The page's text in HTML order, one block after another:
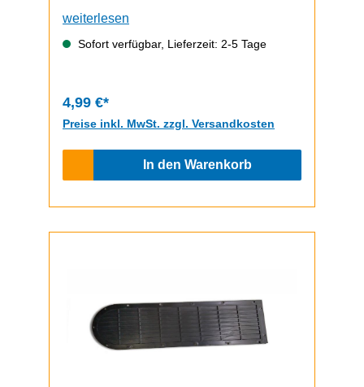
weiterlesen
Sofort verfügbar, Lieferzeit: 2-5 Tage
4,99 €*
Preise inkl. MwSt. zzgl. Versandkosten
In den Warenkorb